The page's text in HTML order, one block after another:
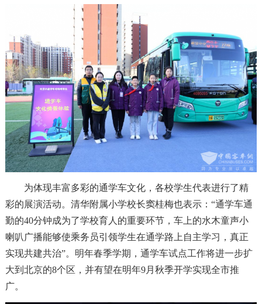
为体现丰富多彩的通学车文化，各校学生代表进行了精
彩的展演活动。清华附属小学校长窦桂梅也表示：“通学车通
勤的40分钟成为了学校育人的重要环节，车上的水木童声小
喇叭广播能够使乘务员引领学生在通学路上自主学习，真正
实现共建共治”。明年春季学期，通学车试点工作将进一步扩
大到北京的8个区，并有望在明年9月秋季开学实现全市推
广。